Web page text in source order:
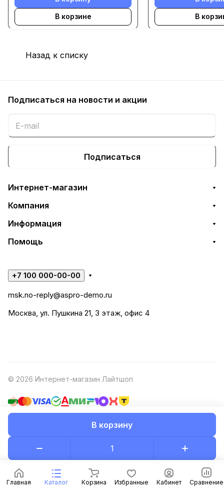
В корзину
В корзине В
Назад к списку
Главная Каталог Корзина Избранные Кабинет Сравнение
Подписаться на новости и акции
Подписаться
Интернет-магазин
Компания
Информация
Помощь
+7 100 000-00-00
msk.no-reply@aspro-demo.ru
Москва, ул. Пушкина 21, 3 этаж, офис 4
© 2026 Интернет-магазин Лайтшоп
Оферта